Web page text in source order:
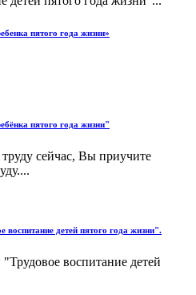
пятого года жизни»
пятого года жизни"
сейчас, Вы приучите
воспитание детей пятого года жизни".
воспитание детей